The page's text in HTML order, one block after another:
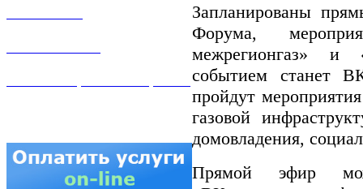
Запланированы
Форума,
межрегионгаз» и
событием станет
пройдут
газовой
домовладения,
Прямой эфир